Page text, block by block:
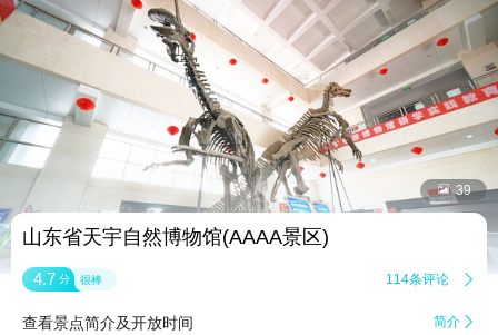
 39
山东省天宇自然博物馆(AAAA景区)
4.7 分 很棒 114条评论 
查看景点简介及开放时间 简介 
